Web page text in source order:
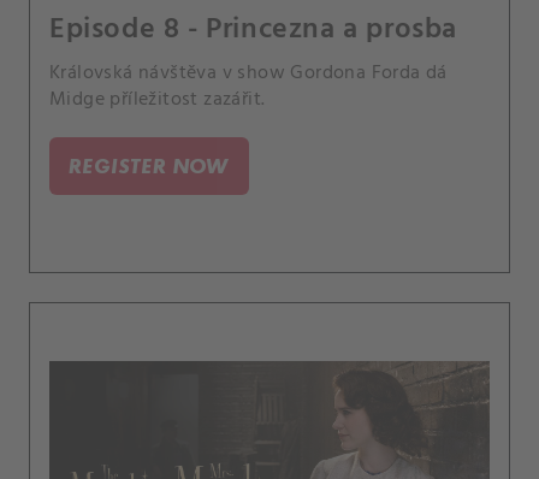
Episode 8 - Princezna a prosba
Královská návštěva v show Gordona Forda dá
Midge příležitost zazářit.
REGISTER NOW